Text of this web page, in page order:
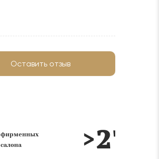
Оставить отзыв
фирменных
салона